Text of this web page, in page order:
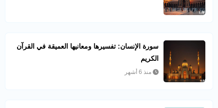
سورة الإنسان: تفسيرها ومعانيها العميقة في القرآن
الكريم
منذ 6 أشهر